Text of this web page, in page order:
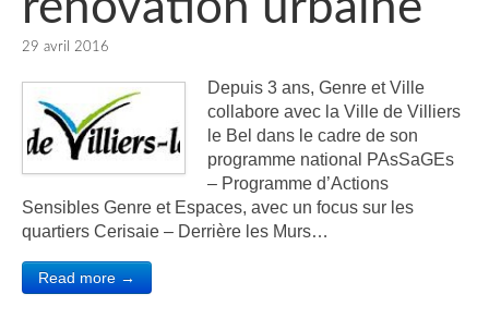
29 avril 2016
Depuis 3 ans, Genre et Ville
collabore avec la Ville de Villiers
le Bel dans le cadre de son
programme national PAsSaGEs
– Programme d’Actions
Sensibles Genre et Espaces, avec un focus sur les
quartiers Cerisaie – Derrière les Murs…
Read more →